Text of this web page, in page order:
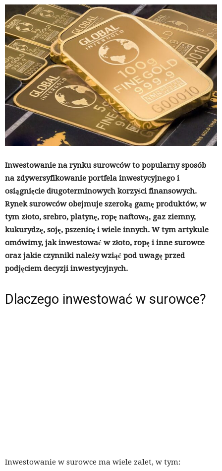
Inwestowanie na rynku surowców to popularny sposób
na zdywersyfikowanie portfela inwestycyjnego i
osiągnięcie długoterminowych korzyści finansowych.
Rynek surowców obejmuje szeroką gamę produktów, w
tym złoto, srebro, platynę, ropę naftową, gaz ziemny,
kukurydzę, soję, pszenicę i wiele innych. W tym artykule
omówimy, jak inwestować w złoto, ropę i inne surowce
oraz jakie czynniki należy wziąć pod uwagę przed
podjęciem decyzji inwestycyjnych.
Dlaczego inwestować w surowce?
Inwestowanie w surowce ma wiele zalet, w tym: